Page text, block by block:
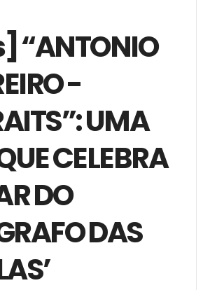
“ANTONIO
-
UMA
CELEBRA
DO
DAS